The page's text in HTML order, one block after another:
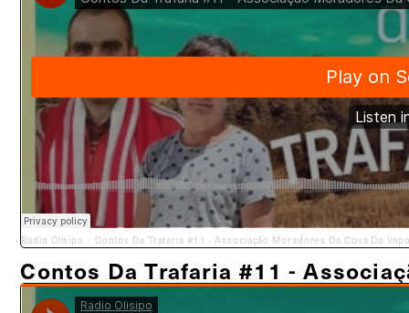
Radio Olisipo · Contos Da Trafaria #11 - Associação Moradores Da Cova Do
Contos Da Trafaria #11 -